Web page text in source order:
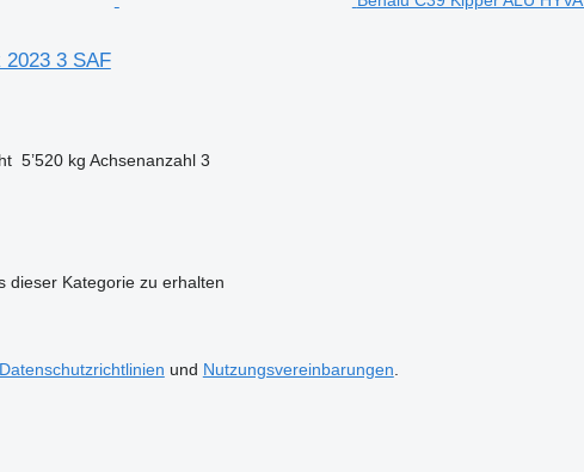
2023 3 SAF
5’520 kg Achsenanzahl 3
dieser Kategorie zu erhalten
Datenschutzrichtlinien und Nutzungsvereinbarungen